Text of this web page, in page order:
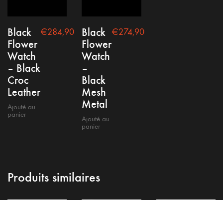
Black
Flower
Watch
– Black
Croc
Leather
Ajouté au
panier
€284,90
Black
Flower
Watch
–
Black
Mesh
Metal
Ajouté au
panier
€274,90
Produits similaires